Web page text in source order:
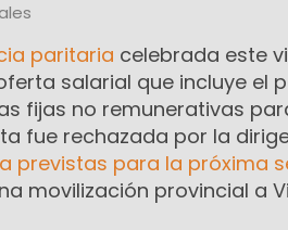
paritaria celebrada este
salarial que incluye el
fijas no remunerativas
fue rechazada por la
previstas para la próxima
movilización provincial a